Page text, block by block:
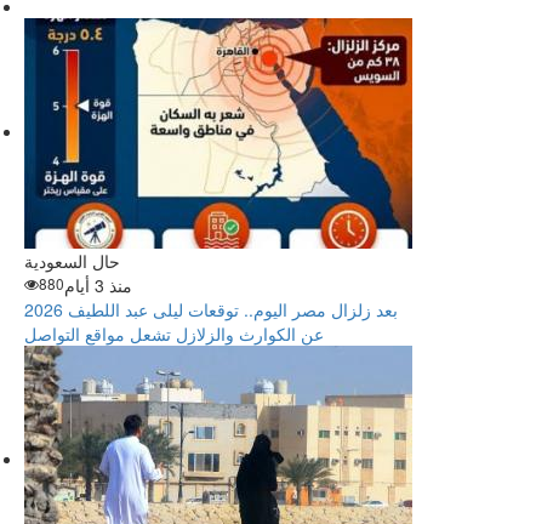
حال السعودية
منذ 3 أيام
880
بعد زلزال مصر اليوم.. توقعات ليلى عبد اللطيف 2026
عن الكوارث والزلازل تشعل مواقع التواصل